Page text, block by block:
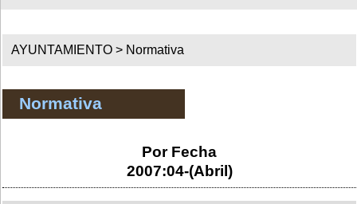
AYUNTAMIENTO > Normativa
Normativa
Por Fecha
2007:04-(Abril)